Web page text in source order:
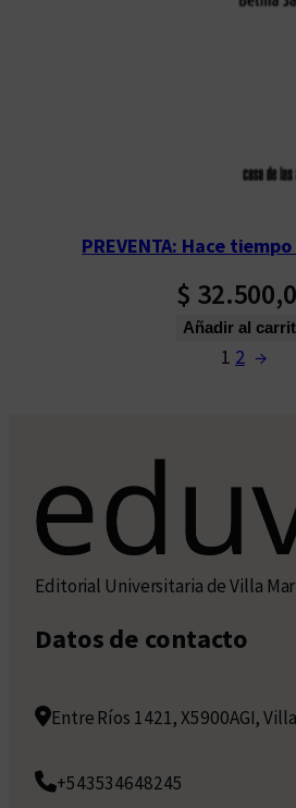
PREVENTA: Hace
$
Añadir al
1 2 →
Editorial Universitaria de Villa
Datos de contacto
Entre Ríos 1421, X5900AGI,
+543534648245